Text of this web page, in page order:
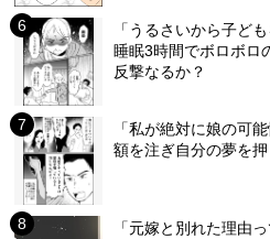
「うるさいから子ど
睡眠3時間でボロボ
反撃なるか？
「私が絶対に娘の可
額を注ぎ自分の夢を
「元嫁と別れた理由